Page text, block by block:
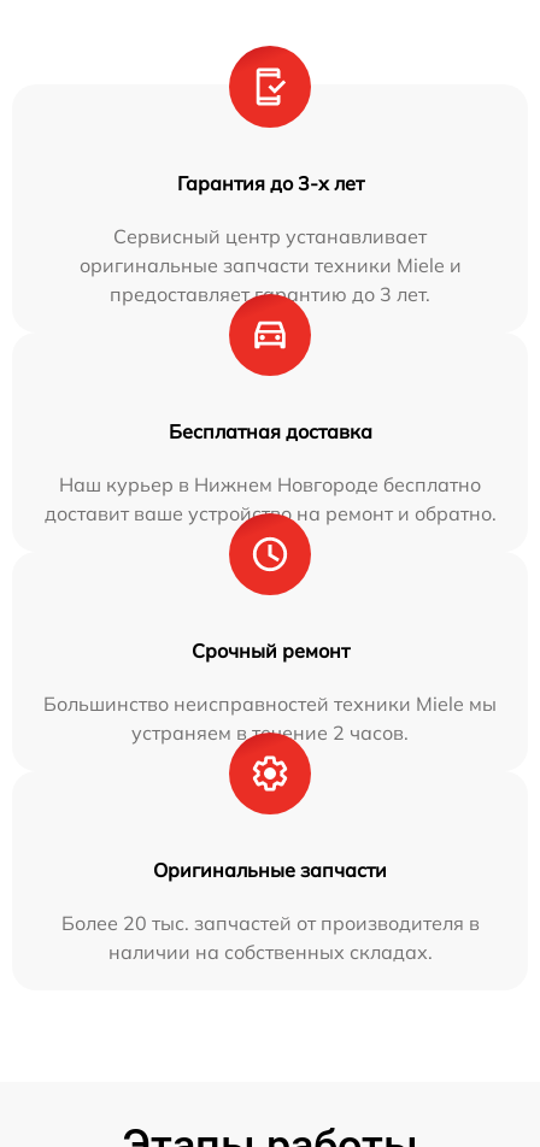
Гарантия до 3-х лет
Сервисный центр устанавливает
оригинальные запчасти техники Miele и
предоставляет гарантию до 3 лет.
Бесплатная доставка
Наш курьер в Нижнем Новгороде бесплатно
доставит ваше устройство на ремонт и обратно.
Срочный ремонт
Большинство неисправностей техники Miele мы
устраняем в течение 2 часов.
Оригинальные запчасти
Более 20 тыс. запчастей от производителя в
наличии на собственных складах.